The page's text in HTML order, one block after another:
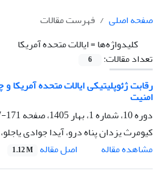
صفحه اصلی
فهرست مقالات
کلیدواژه‌ها =ایالات متحده آمریکا
تعداد مقالات:
6
رقابت ژئوپلیتیکی ایالات متحده آمریکا
امنیت
دوره 10، شماره 1، بهار 1405، صفحه
171-197
کیومرث یزدان پناه درو، آیدا جوادی
مشاهده مقاله
اصل مقاله 1.12 M